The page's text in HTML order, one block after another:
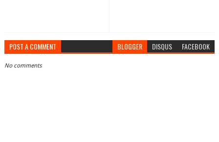
POST A COMMENT BLOGGER DISQUS FACEBOOK
No comments